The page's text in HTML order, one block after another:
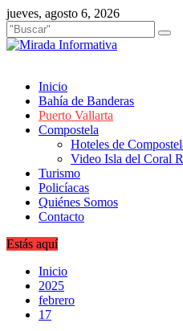
Saltar
al
contenido
jueves, agosto 6, 2026
Inicio
Bahía de Banderas
Puerto Vallarta
Compostela
Hoteles de
Video Isla del Coral
Turismo
Policíacas
Quiénes Somos
Contacto
Estás aquí
Inicio
2025
febrero
17